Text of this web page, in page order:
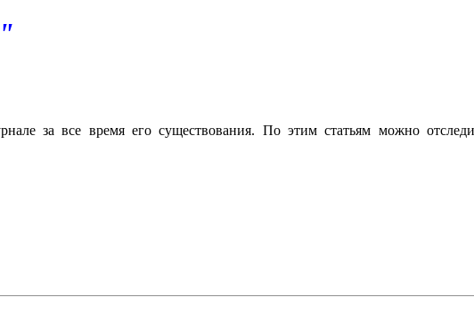
за все время его существования. По этим статьям можно